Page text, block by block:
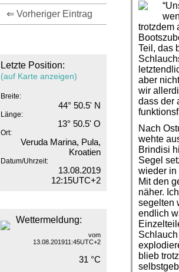
⇐ Vorheriger Eintrag
Letzte Position:
(auf Karte anzeigen)
Breite:
44° 50.5' N
Länge:
13° 50.5' O
Ort:
Veruda Marina, Pula,
Kroatien
Datum/Uhrzeit:
13.08.2019
12:15UTC+2
Wettermeldung:
vom
13.08.201911:45UTC+2
31 °C
trotzdem
Teil, das
aber
wir
dass der
Nach
wehte
Brindisi
Segel
wieder in
Mit den
näher.
segelten
endlich
blieb